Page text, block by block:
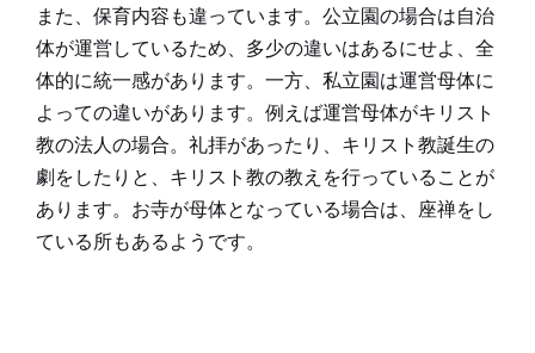
また、保育内容も違っています。公立園の場合は自治
体が運営しているため、多少の違いはあるにせよ、全
体的に統一感があります。一方、私立園は運営母体に
よっての違いがあります。例えば運営母体がキリスト
教の法人の場合。礼拝があったり、キリスト教誕生の
劇をしたりと、キリスト教の教えを行っていることが
あります。お寺が母体となっている場合は、座禅をし
ている所もあるようです。